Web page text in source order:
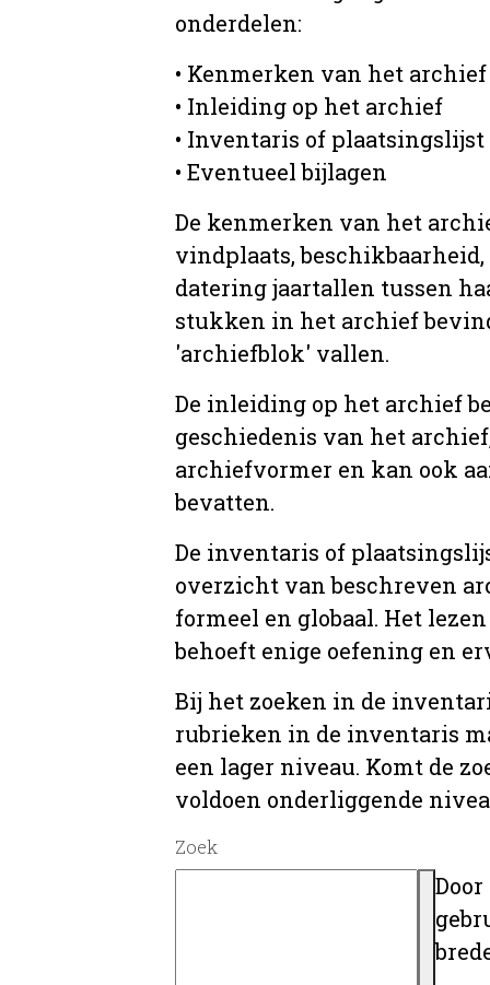
onderdelen:
• Kenmerken van het archief
• Inleiding op het archief
• Inventaris of plaatsingslijst
• Eventueel bijlagen
De kenmerken van het
vindplaats,
datering jaartallen tussen
stukken in het archief
'archiefblok' vallen.
De inleiding op het archief
geschiedenis van het
archiefvormer en kan ook
bevatten.
De inventaris of
overzicht van beschreven
formeel en globaal. Het
behoeft enige oefening en
Bij het zoeken in de
rubrieken in de inventaris
een lager niveau. Komt de
voldoen onderliggende
Zoek